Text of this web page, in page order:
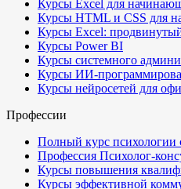
Курсы Excel для
Курсы HTML и CSS для
Курсы Excel:
Курсы Power BI
Курсы системного
Курсы ИИ-
Курсы нейросетей для
Профессии
Полный курс
Профессия Психолог-
Курсы повышения
Курсы эффективной